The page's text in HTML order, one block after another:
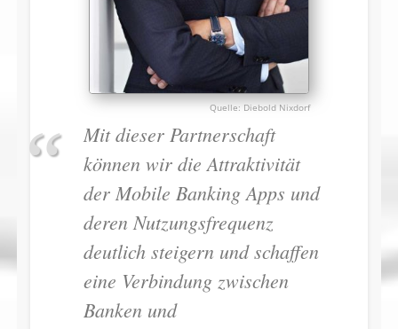
Diebold Nixdorf
Mit dieser Partnerschaft
können wir die Attraktivität
der Mobile Banking Apps und
deren Nutzungsfrequenz
deutlich steigern und schaffen
eine Verbindung zwischen
Banken und